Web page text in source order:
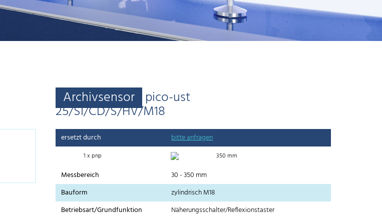
Archivsensor pico-ust
25/SI/CD/S/HV/M18
ersetzt durch bitte anfragen
1 x pnp 350 mm
Messbereich
30 - 350 mm
Bauform
zylindrisch M18
Betriebsart/Grundfunktion
Näherungsschalter/Reflexionstaster